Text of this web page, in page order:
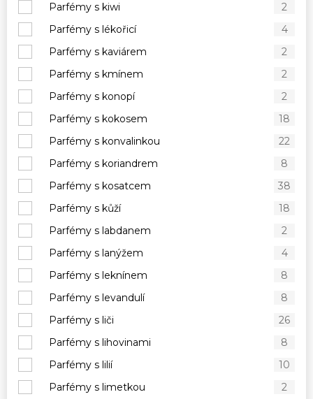
Parfémy s kiwi
2
Parfémy s lékořicí
4
Parfémy s kaviárem
2
Parfémy s kmínem
2
Parfémy s konopí
2
Parfémy s kokosem
18
Parfémy s konvalinkou
22
Parfémy s koriandrem
8
Parfémy s kosatcem
38
Parfémy s kůží
18
Parfémy s labdanem
2
Parfémy s lanýžem
4
Parfémy s leknínem
8
Parfémy s levandulí
8
Parfémy s liči
26
Parfémy s lihovinami
8
Parfémy s lilií
10
Parfémy s limetkou
2